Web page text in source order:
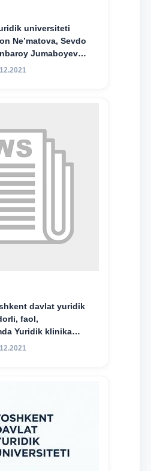
universiteti
Ne’matova, Sevdo
Jumaboyeva
M.S.Vosiqova
davlat yuridik
faol,
Yuridik klinika
va ko‘nikmalarini